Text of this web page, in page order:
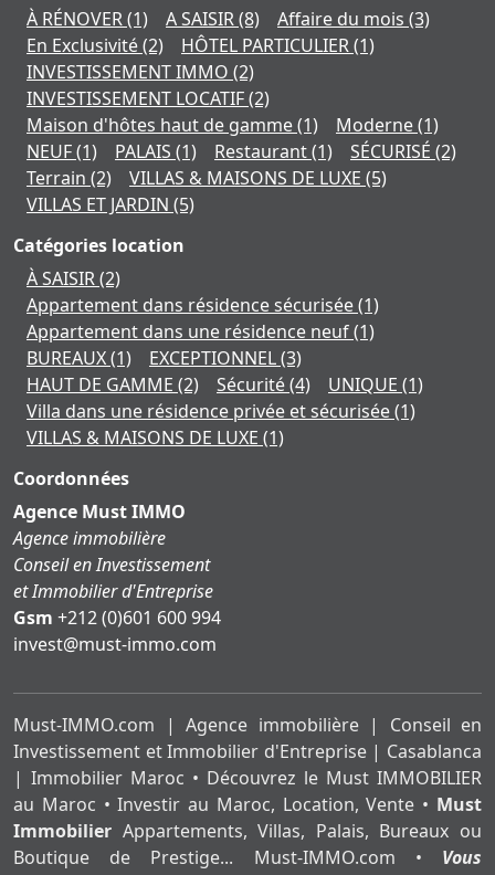
À RÉNOVER(1) A SAISIR(8) Affaire du mois (3)
En Exclusivité(2) HÔTEL PARTICULIER(1)
INVESTISSEMENT IMMO (2)
INVESTISSEMENT LOCATIF(2)
Maison d'hôtes haut de gamme(1) Moderne(1)
NEUF(1) PALAIS (1) Restaurant(1) SÉCURISÉ (2)
Terrain (2) VILLAS & MAISONS DE LUXE (5)
VILLAS ET JARDIN (5)
Catégories location
À SAISIR(2)
Appartement dans résidence sécurisée(1)
Appartement dans une résidence neuf(1)
BUREAUX(1) EXCEPTIONNEL(3)
HAUT DE GAMME (2) Sécurité(4) UNIQUE (1)
Villa dans une résidence privée et sécurisée(1)
VILLAS & MAISONS DE LUXE (1)
Coordonnées
Agence Must IMMO
Agence immobilière
Conseil en Investissement
et Immobilier d'Entreprise
Gsm +212 (0)601 600 994
moc.ommi-tsum@tsevni
Must-IMMO.com | Agence immobilière | Conseil en
Investissement et Immobilier d'Entreprise | Casablanca
| Immobilier Maroc • Découvrez le Must IMMOBILIER
au Maroc • Investir au Maroc, Location, Vente • Must
Immobilier Appartements, Villas, Palais, Bureaux ou
Boutique de Prestige... Must-IMMO.com • Vous